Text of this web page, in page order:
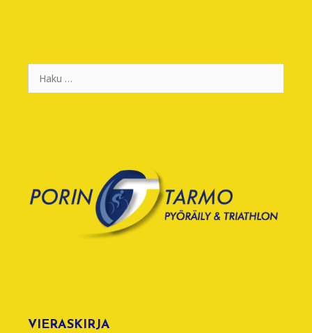
Haku:
VIERASKIRJA